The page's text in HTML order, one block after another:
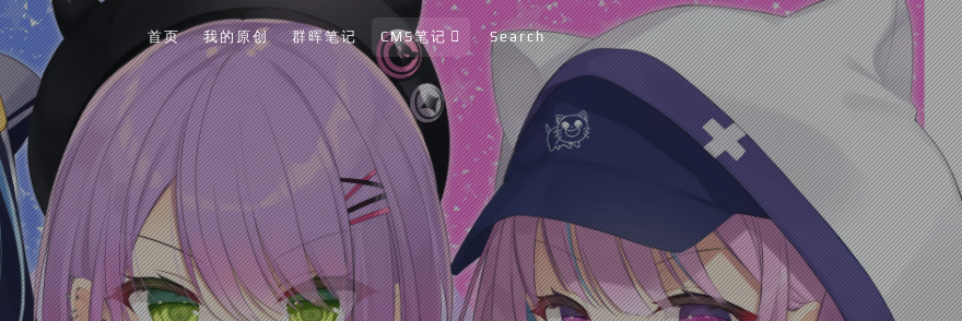
首页 我的原创 群晖笔记 CMS笔记 Search